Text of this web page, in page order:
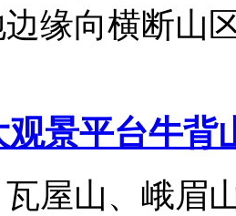
边缘向横断
观景平台牛背
屋山、峨眉